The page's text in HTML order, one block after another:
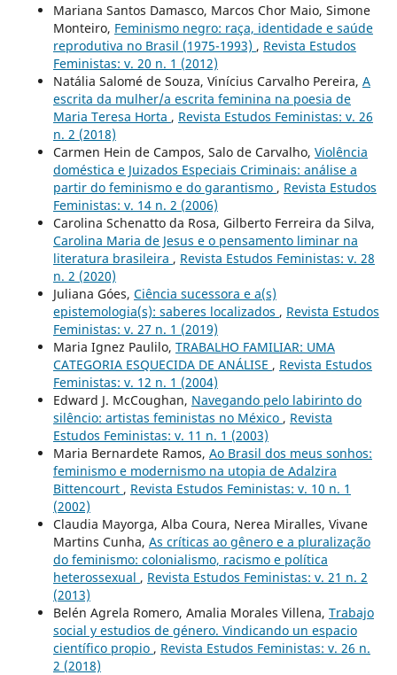
Mariana Santos Damasco, Marcos Chor Maio, Simone
Monteiro, Feminismo negro: raça, identidade e saúde
reprodutiva no Brasil (1975-1993) , Revista Estudos
Feministas: v. 20 n. 1 (2012)
Natália Salomé de Souza, Vinícius Carvalho Pereira, A
escrita da mulher/a escrita feminina na poesia de
Maria Teresa Horta , Revista Estudos Feministas: v. 26
n. 2 (2018)
Carmen Hein de Campos, Salo de Carvalho, Violência
doméstica e Juizados Especiais Criminais: análise a
partir do feminismo e do garantismo , Revista Estudos
Feministas: v. 14 n. 2 (2006)
Carolina Schenatto da Rosa, Gilberto Ferreira da Silva,
Carolina Maria de Jesus e o pensamento liminar na
literatura brasileira , Revista Estudos Feministas: v. 28
n. 2 (2020)
Juliana Góes, Ciência sucessora e a(s)
epistemologia(s): saberes localizados , Revista Estudos
Feministas: v. 27 n. 1 (2019)
Maria Ignez Paulilo, TRABALHO FAMILIAR: UMA
CATEGORIA ESQUECIDA DE ANÁLISE , Revista Estudos
Feministas: v. 12 n. 1 (2004)
Edward J. McCoughan, Navegando pelo labirinto do
silêncio: artistas feministas no México , Revista
Estudos Feministas: v. 11 n. 1 (2003)
Maria Bernardete Ramos, Ao Brasil dos meus sonhos:
feminismo e modernismo na utopia de Adalzira
Bittencourt , Revista Estudos Feministas: v. 10 n. 1
(2002)
Claudia Mayorga, Alba Coura, Nerea Miralles, Vivane
Martins Cunha, As críticas ao gênero e a pluralização
do feminismo: colonialismo, racismo e política
heterossexual , Revista Estudos Feministas: v. 21 n. 2
(2013)
Belén Agrela Romero, Amalia Morales Villena, Trabajo
social y estudios de género. Vindicando un espacio
científico propio , Revista Estudos Feministas: v. 26 n.
2 (2018)